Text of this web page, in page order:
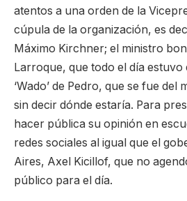
atentos a una orden de la
cúpula de la organización, es
Máximo Kirchner; el ministro
Larroque, que todo el día estuvo
‘Wado’ de Pedro, que se fue del
sin decir dónde estaría. Para
hacer pública su opinión en
redes sociales al igual que el
Aires, Axel Kicillof, que no
público para el día.